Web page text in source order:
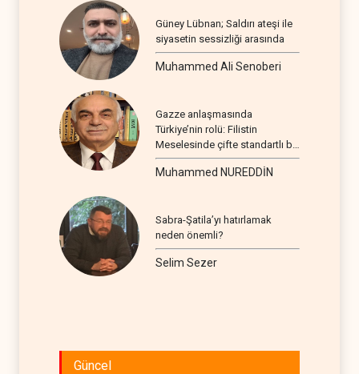
Güney Lübnan; Saldırı ateşi ile
siyasetin sessizliği arasında
Muhammed Ali Senoberi
Gazze anlaşmasında
Türkiye’nin rolü: Filistin
Meselesinde çifte standartlı bir
seyir
Muhammed NUREDDİN
Sabra-Şatila’yı hatırlamak
neden önemli?
Selim Sezer
Güncel